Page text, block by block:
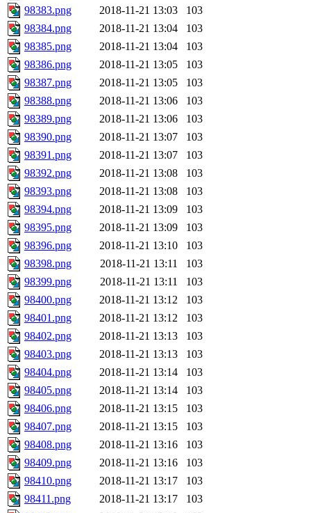
98383.png
2018-11-21 13:03
103
98384.png
2018-11-21 13:04
103
98385.png
2018-11-21 13:04
103
98386.png
2018-11-21 13:05
103
98387.png
2018-11-21 13:05
103
98388.png
2018-11-21 13:06
103
98389.png
2018-11-21 13:06
103
98390.png
2018-11-21 13:07
103
98391.png
2018-11-21 13:07
103
98392.png
2018-11-21 13:08
103
98393.png
2018-11-21 13:08
103
98394.png
2018-11-21 13:09
103
98395.png
2018-11-21 13:09
103
98396.png
2018-11-21 13:10
103
98398.png
2018-11-21 13:11
103
98399.png
2018-11-21 13:11
103
98400.png
2018-11-21 13:12
103
98401.png
2018-11-21 13:12
103
98402.png
2018-11-21 13:13
103
98403.png
2018-11-21 13:13
103
98404.png
2018-11-21 13:14
103
98405.png
2018-11-21 13:14
103
98406.png
2018-11-21 13:15
103
98407.png
2018-11-21 13:15
103
98408.png
2018-11-21 13:16
103
98409.png
2018-11-21 13:16
103
98410.png
2018-11-21 13:17
103
98411.png
2018-11-21 13:17
103